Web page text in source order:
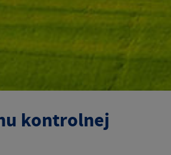
kontrolnej